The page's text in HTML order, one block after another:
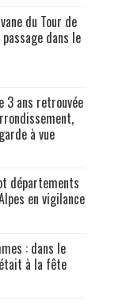
du Tour de
dans le
3 ans retrouvée
à vue
départements
en vigilance
: dans le
à la fête